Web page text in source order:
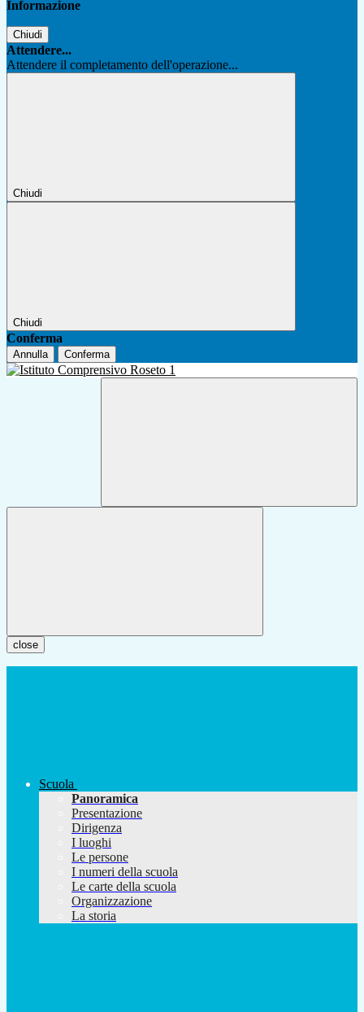
Informazione
Chiudi
Attendere...
Attendere il completamento dell'operazione...
Chiudi
Chiudi
Conferma
Annulla Conferma
close
Scuola
Panoramica
Presentazione
Dirigenza
I luoghi
Le persone
I numeri della scuola
Le carte della scuola
Organizzazione
La storia